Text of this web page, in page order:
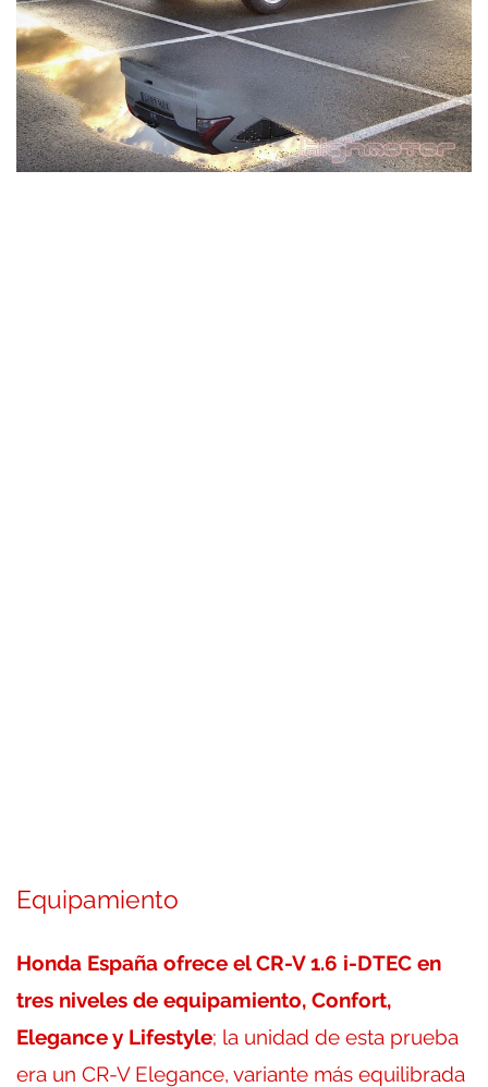
Equipamiento
Honda España ofrece el CR-V 1.6 i-DTEC en
tres niveles de equipamiento, Confort,
Elegance y Lifestyle; la unidad de esta prueba
era un CR-V Elegance, variante más equilibrada